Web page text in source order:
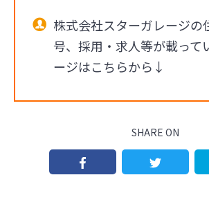
株式会社スターガレージの
号、採用・求人等が載って
ージはこちらから↓
SHARE ON